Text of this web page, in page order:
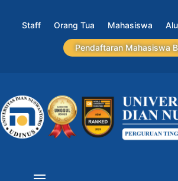
Staff Orang Tua Mahasiswa
Pendaftaran Mahasiswa